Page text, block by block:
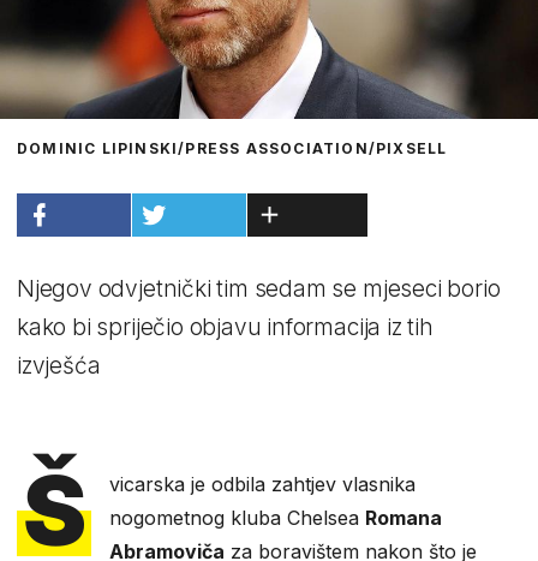
DOMINIC LIPINSKI/PRESS ASSOCIATION/PIXSELL
Njegov odvjetnički tim sedam se mjeseci borio
kako bi spriječio objavu informacija iz tih
izvješća
Š
vicarska je odbila zahtjev vlasnika
nogometnog kluba Chelsea Romana
Abramoviča za boravištem nakon što je